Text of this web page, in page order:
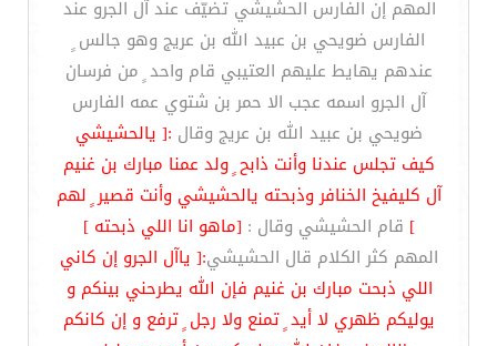
المهم إن الفارس الحشيشي تضيّف عند آل الجرو عند
الفارس ضويحي بن عبيد الله بن عريج وهو جالس ٍ
عندهم يهايط عليهم العتيبي قام واحد ٍ من فرسان
آل الجرو اسمه عجب الا حمر بن شتوي عمه الفارس
ضويحي بن عبيد الله بن عريج وقال :[ يالحشيشي
كيف تجلس عندنا وأنت ذابح ٍ ولد عمنا مبارك بن غنيم
آل كليفيخ الخنافر وذبحته يالحشيشي وأنت قصير ٍ لهم
] قام الحشيشي وقال : [ماهو انا اللي ذبحته ]
المهم كثر الكلام قال الحشيشي:[ ياآل الجرو إن كاني
اللي ذبحت مبارك بن غنيم فإن الله يطرحني بينكم و
يوليكم ظهري لا أيد ٍ تمنع ولا رجل ٍ ترفع و إن كانكم